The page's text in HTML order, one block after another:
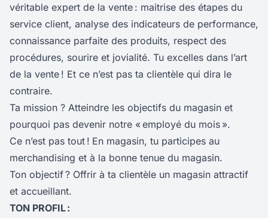
véritable expert de la vente : maitrise des étapes du
service client, analyse des indicateurs de performance,
connaissance parfaite des produits, respect des
procédures, sourire et jovialité. Tu excelles dans l’art
de la vente ! Et ce n’est pas ta clientèle qui dira le
contraire.
Ta mission ? Atteindre les objectifs du magasin et
pourquoi pas devenir notre « employé du mois ».
Ce n’est pas tout ! En magasin, tu participes au
merchandising et à la bonne tenue du magasin.
Ton objectif ? Offrir à ta clientèle un magasin attractif
et accueillant.
TON PROFIL :